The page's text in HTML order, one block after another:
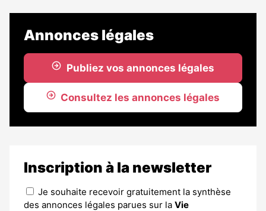
abonnés
Annonces légales
Publiez vos annonces légales
Consultez les annonces légales
Inscription à la newsletter
Je souhaite recevoir gratuitement la synthèse
des annonces légales parues sur la Vie